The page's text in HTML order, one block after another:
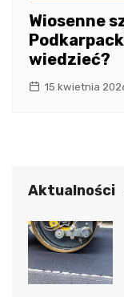
Wiosenne
wiedzieć?
15 kwietnia
Aktualności